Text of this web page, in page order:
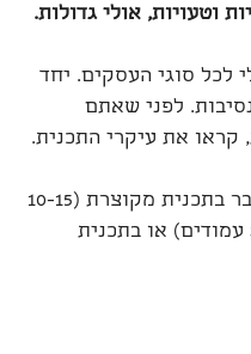
וטעויות, אולי גדולות.
לכל סוגי העסקים. יחד
לפני שאתם
קראו את עיקרי התכנית.
: נחליט האם מדובר בתכנית מקוצרת (10-15
עמודים), בתכנית מלאה (30-50 עמודים) או בתכנית